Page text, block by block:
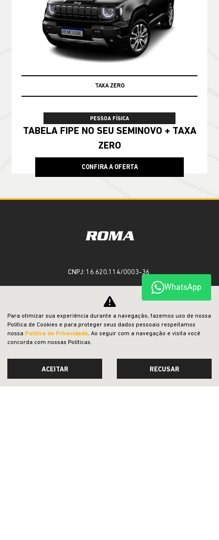
TAXA ZERO
PESSOA FÍSICA
TABELA FIPE NO SEU SEMINOVO + TAXA
ZERO
CONFIRA A OFERTA
WhatsApp
CNPJ: 16.620.114/0003-36
NOVOS
Para otimizar sua experiência durante a navegação, fazemos uso de nossa
Política de Cookies e para proteger seus dados pessoais respeitamos
nossa Política de Privacidade. Ao seguir com a navegação e visita você
concorda com nossas Políticas.
ACEITAR RECUSAR